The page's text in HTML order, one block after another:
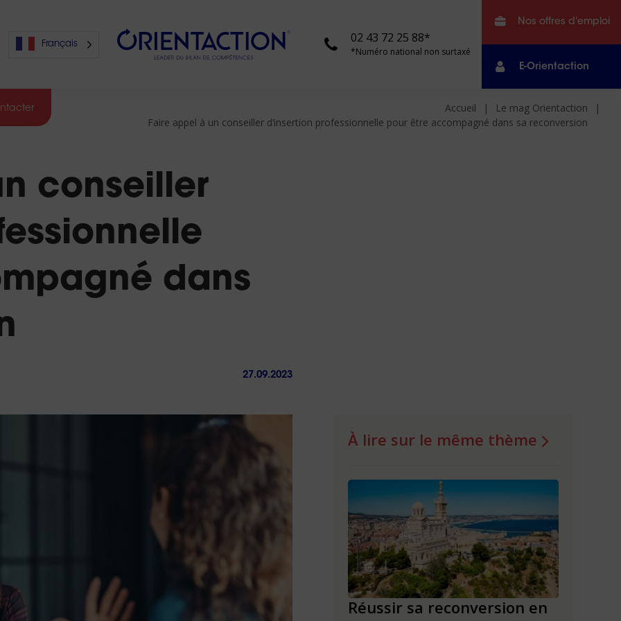
Français 02 43 72 25 88*
*Numéro national non surtaxé
Nos offres d'emploi
E-Orientaction
Accueil
Le mag Orientaction
Faire appel à un conseiller d’insertion professionnelle pour être accompagné dans sa reconversion
conseiller
dans
27.09.2023
À lire sur le même thème
Réussir sa reconversion en
Réussir sa reconversion en